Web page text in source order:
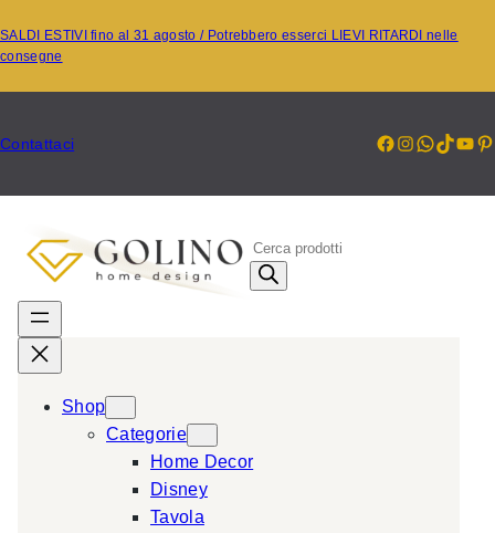
al
contenuto
SALDI ESTIVI fino al 31 agosto / Potrebbero esserci LIEVI RITARDI nelle
consegne
Contattaci Facebook
P
s
Shop
Categorie
Home Decor
Disney
Tavola